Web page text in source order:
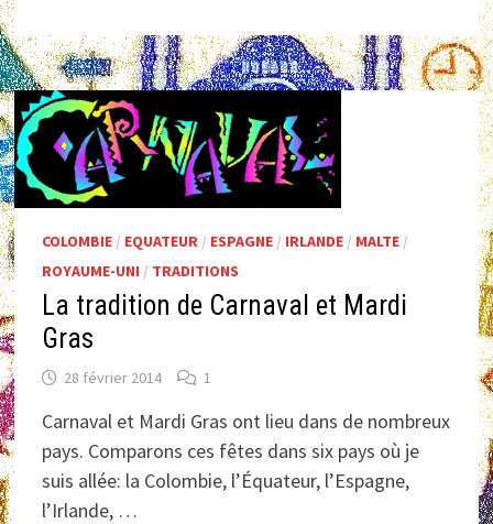
COLOMBIE / EQUATEUR / ESPAGNE / IRLANDE / MALTE /
ROYAUME-UNI / TRADITIONS
La tradition de Carnaval et Mardi
Gras
28 février 2014 1
Carnaval et Mardi Gras ont lieu dans de nombreux
pays. Comparons ces fêtes dans six pays où je
suis allée: la Colombie, l’Équateur, l’Espagne,
l’Irlande, …